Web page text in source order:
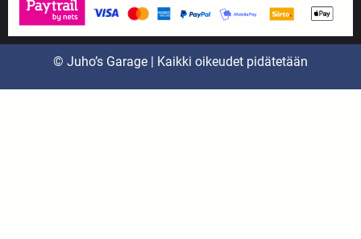
© Juho’s Garage | Kaikki oikeudet pidätetään